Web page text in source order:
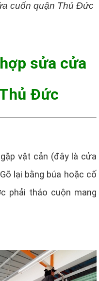
cuốn quận Thủ Đức
sửa cửa
Đức
vật cản (đây là cửa
lại bằng búa hoặc cố
phải tháo cuộn mang